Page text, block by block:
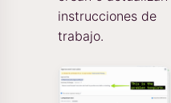
instrucciones de
trabajo.